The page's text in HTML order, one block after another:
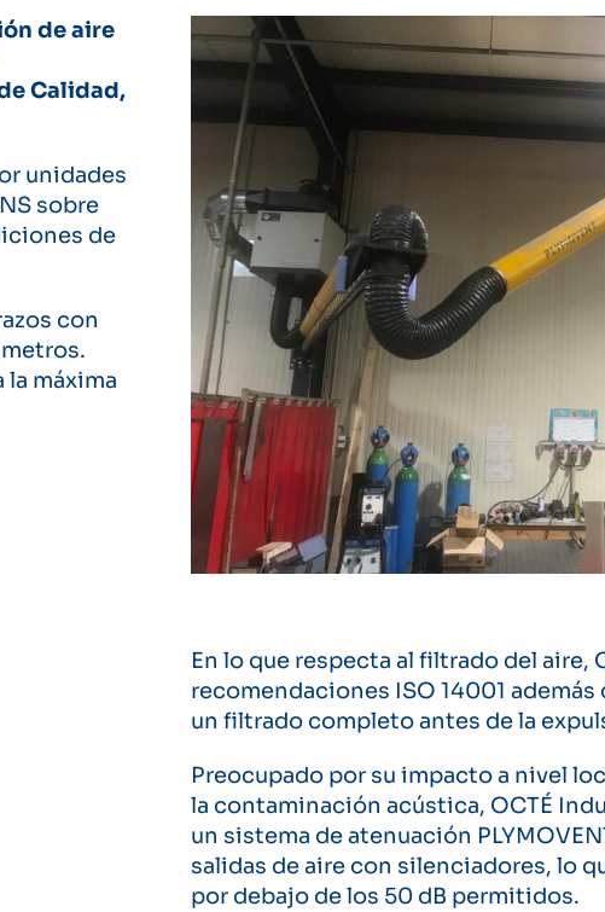
de aire
Calidad,
unidades
sobre
de
con
la máxima
En lo que respecta al filtrado del aire,
recomendaciones ISO 14001 además
un filtrado completo antes de la
Preocupado por su impacto a nivel
la contaminación acústica, OCTÉ
un sistema de atenuación
salidas de aire con silenciadores, lo
por debajo de los 50 dB permitidos.